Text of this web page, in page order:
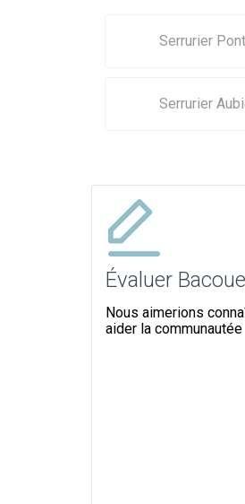
Serrurier
Serrurier
Évaluer
Nous aimerions
aider la communautée